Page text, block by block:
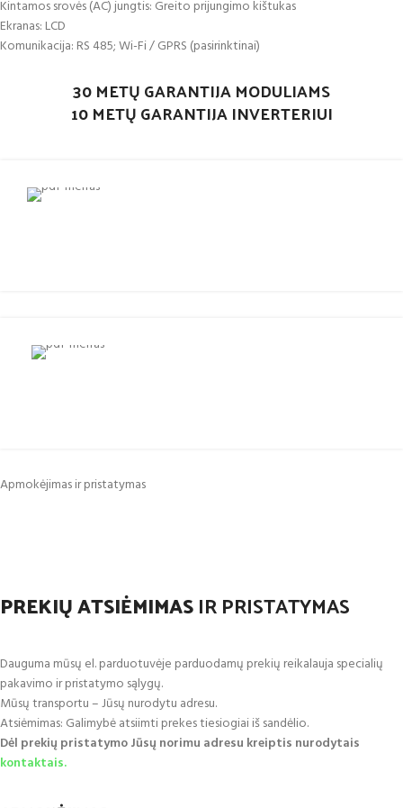
Kintamos srovės (AC) jungtis: Greito prijungimo kištukas
Ekranas: LCD
Komunikacija: RS 485; Wi-Fi / GPRS (pasirinktinai)
30 METŲ GARANTIJA MODULIAMS
10 METŲ GARANTIJA INVERTERIUI
Apmokėjimas ir pristatymas
PREKIŲ ATSIĖMIMASIR PRISTATYMAS
Dauguma mūsų el. parduotuvėje parduodamų prekių reikalauja specialių
pakavimo ir pristatymo sąlygų.
Mūsų transportu – Jūsų nurodytu adresu.
Atsiėmimas: Galimybė atsiimti prekes tiesiogiai iš sandėlio.
Dėl prekių pristatymo Jūsų norimu adresu kreiptis nurodytais
kontaktais.